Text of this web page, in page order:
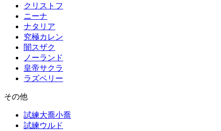
クリストフ
ニーナ
ナタリア
究極カレン
闇スザク
ノーランド
皇帝サクラ
ラズベリー
その他
試練大喬小喬
試練ウルド